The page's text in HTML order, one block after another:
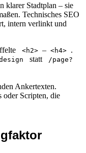
klarer Stadtplan – sie
Technisches SEO
intern verlinkt und
<h2> – <h4> .
statt
/page?
Ankertexten.
oder Scripten, die